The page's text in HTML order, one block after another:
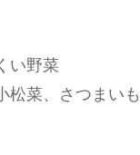
い野菜
菜、さつまい